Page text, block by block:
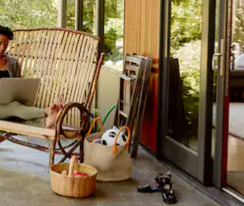
les parcourir ou en appuyant et en